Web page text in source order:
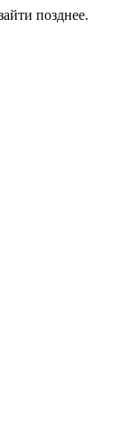
позднее.